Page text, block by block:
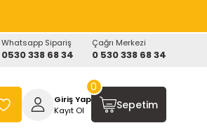
Whatsapp Sipariş
0530 338 68 34
Çağrı Merkezi
0 530 338 68 34
Giriş Yap
Kayıt Ol
Sepetim
0